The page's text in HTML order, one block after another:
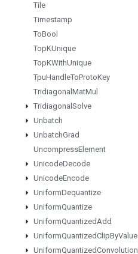
Tile
Timestamp
ToBool
TopKUnique
TopKWithUnique
TpuHandleToProtoKey
Tridiagonal MatMul
Tridiagonal Solve
Unbatch
UnbatchGrad
UncompressElement
UnicodeDecode
UnicodeEncode
UniformDequantize
UniformQuantize
UniformQuantizedAdd
UniformQuantizedClipByValue
UniformQuantizedConvolution